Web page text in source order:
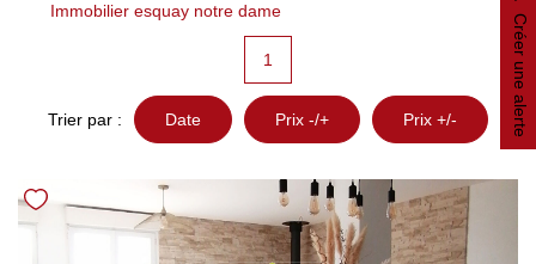
Nos Avis
OUTILS DE CALCUL
Montant Des Mensualités
Immobilier esquay notre dame
Créer une alerte
1
Trier par : Date Prix -/+ Prix +/-